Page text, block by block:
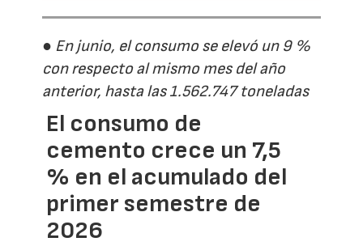
● En junio, el consumo se elevó un 9 %
con respecto al mismo mes del año
anterior, hasta las 1.562.747 toneladas
El consumo de
cemento crece un 7,5
% en el acumulado del
primer semestre de
2026